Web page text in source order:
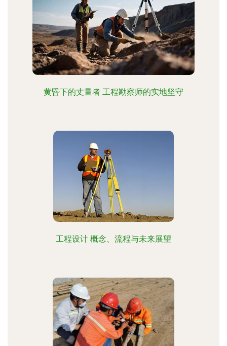
黄昏下的丈量者 工程勘察师的实地坚守
工程设计 概念、流程与未来展望